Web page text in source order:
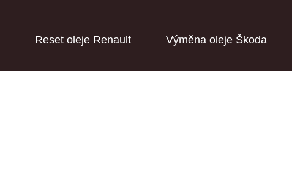
Reset oleje Renault Výměna oleje Škoda